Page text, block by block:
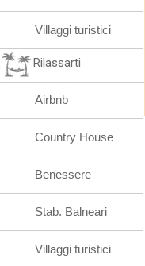
Villaggi turistici
Rilassarti
Airbnb
Country House
Benessere
Stab. Balneari
Villaggi turistici